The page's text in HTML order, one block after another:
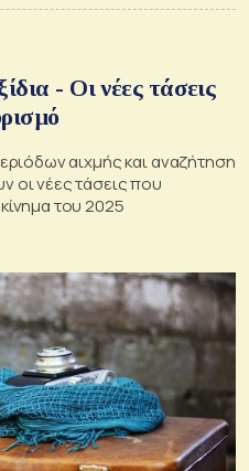
- Οι νέες τάσεις
αιχμής και αναζήτηση
οι νέες τάσεις που
του 2025